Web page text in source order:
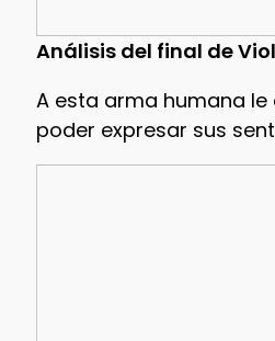
Análisis del final de
A esta arma humana
poder expresar sus